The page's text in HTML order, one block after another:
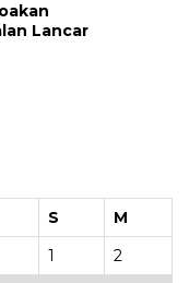
Lancar
S
M
1
2